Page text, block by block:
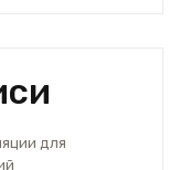
для